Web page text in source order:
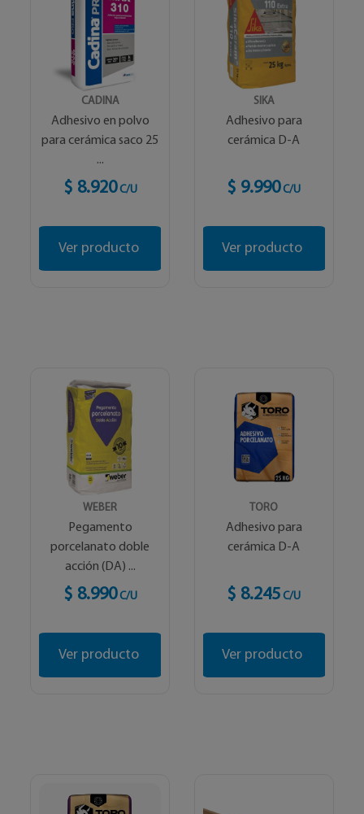
CADINA
Adhesivo en polvo
para cerámica saco 25
...
$ 8.920 C/U
Ver producto
SIKA
Adhesivo para
cerámica D-A
$ 9.990 C/U
Ver producto
WEBER
Pegamento
porcelanato doble
acción (DA) ...
$ 8.990 C/U
Ver producto
TORO
Adhesivo para
cerámica D-A
$ 8.245 C/U
Ver producto